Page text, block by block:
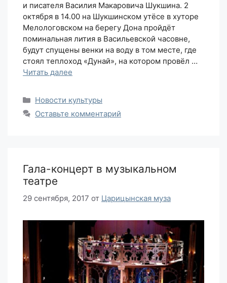
и писателя Василия Макаровича Шукшина. 2
октября в 14.00 на Шукшинском утёсе в хуторе
Мелологовском на берегу Дона пройдёт
поминальная лития в Васильевской часовне,
будут спущены венки на воду в том месте, где
стоял теплоход «Дунай», на котором провёл …
Читать далее
Рубрики
Новости культуры
Оставьте комментарий
Гала-концерт в музыкальном
театре
29 сентября, 2017 от Царицынская муза